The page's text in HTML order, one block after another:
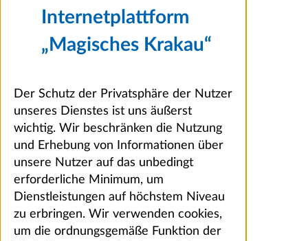
Internetplattform
„Magisches Krakau“
Der Schutz der Privatsphäre der Nutzer
unseres Dienstes ist uns äußerst
wichtig. Wir beschränken die Nutzung
und Erhebung von Informationen über
unsere Nutzer auf das unbedingt
erforderliche Minimum, um
Dienstleistungen auf höchstem Niveau
zu erbringen. Wir verwenden cookies,
um die ordnungsgemäße Funktion der